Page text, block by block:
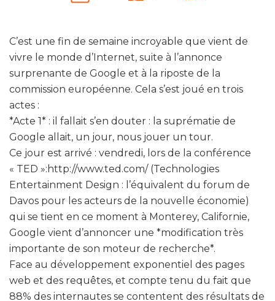
C’est une fin de semaine incroyable que vient de
vivre le monde d’Internet, suite à l’annonce
surprenante de Google et à la riposte de la
commission européenne. Cela s’est joué en trois
actes :
*Acte 1* : il fallait s’en douter : la suprématie de
Google allait, un jour, nous jouer un tour.
Ce jour est arrivé : vendredi, lors de la conférence
« TED »:http://www.ted.com/ (Technologies
Entertainment Design : l’équivalent du forum de
Davos pour les acteurs de la nouvelle économie)
qui se tient en ce moment à Monterey, Californie,
Google vient d’annoncer une *modification très
importante de son moteur de recherche*.
Face au développement exponentiel des pages
web et des requêtes, et compte tenu du fait que
88% des internautes se contentent des résultats de